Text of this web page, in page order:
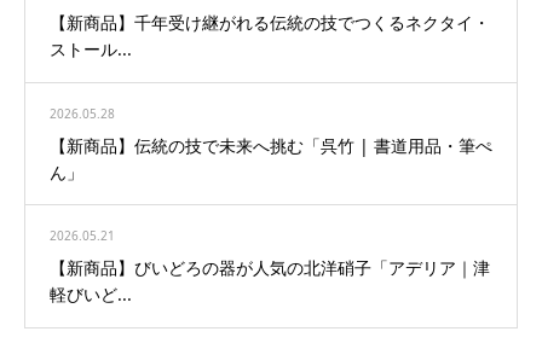
【新商品】千年受け継がれる伝統の技でつくるネクタイ・
ストール...
2026.05.28
【新商品】伝統の技で未来へ挑む「呉竹 | 書道用品・筆ぺ
ん」
2026.05.21
【新商品】びいどろの器が人気の北洋硝子「アデリア｜津
軽びいど...